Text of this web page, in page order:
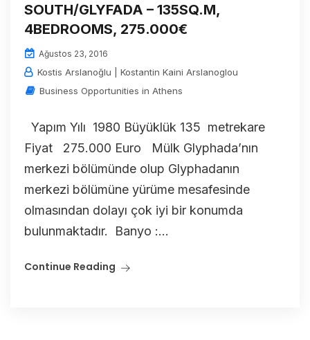
SOUTH/GLYFADA – 135SQ.M,
4BEDROOMS, 275.000€
Ağustos 23, 2016
Kostis Arslanoğlu | Kostantin Kaini Arslanoglou
Business Opportunities in Athens
Yapım Yılı 1980 Büyüklük 135 metrekare
Fiyat 275.000 Euro Mülk Glyphada’nın
merkezi bölümünde olup Glyphadanın
merkezi bölümüne yürüme mesafesinde
olmasından dolayı çok iyi bir konumda
bulunmaktadır. Banyo :...
Continue Reading